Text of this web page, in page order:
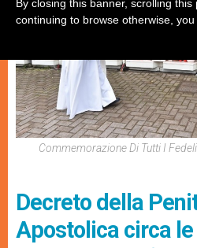
Commemorazione Di Tutti I
Decreto della
Apostolica circa
By closing this banner, scrolling
continuing to browse otherwise,